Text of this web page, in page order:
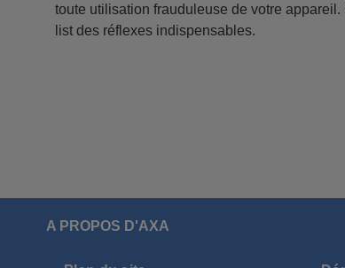
toute utilisation frauduleuse de votre appareil.
list des réflexes indispensables.
A PROPOS D'AXA